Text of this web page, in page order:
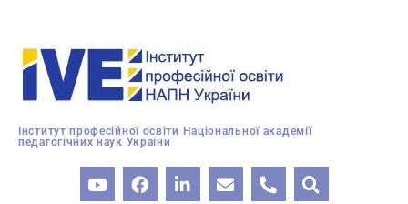
Інститут професійної освіти Національної академії
педагогічних наук України